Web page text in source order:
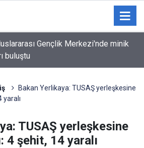
TEKNOFEST Finali: Selçuk Bayraktar
Bakan Yerlikaya: TUSAŞ yerleşkesine
yaralı
TUSAŞ yerleşkesine
4 şehit, 14 yaralı